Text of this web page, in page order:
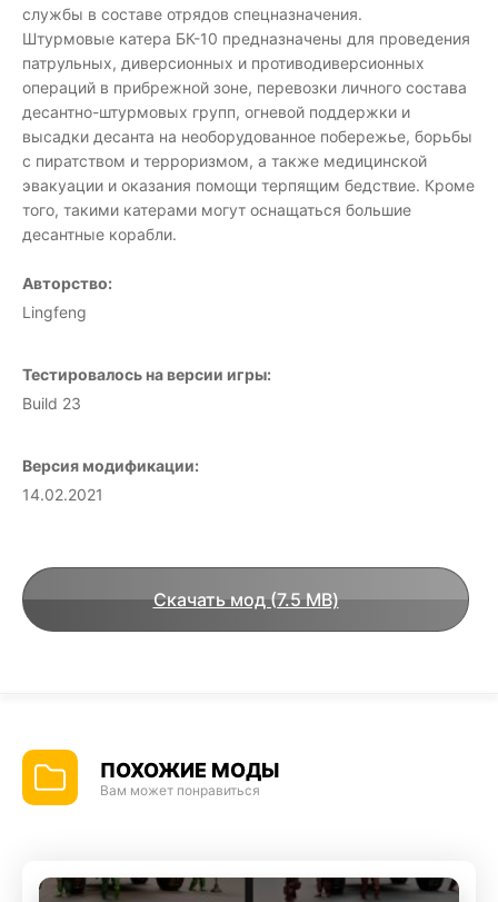
службы в составе отрядов спецназначения.
Штурмовые катера БК-10 предназначены для проведения
патрульных, диверсионных и противодиверсионных
операций в прибрежной зоне, перевозки личного состава
десантно-штурмовых групп, огневой поддержки и
высадки десанта на необорудованное побережье, борьбы
с пиратством и терроризмом, а также медицинской
эвакуации и оказания помощи терпящим бедствие. Кроме
того, такими катерами могут оснащаться большие
десантные корабли.
Авторство:
Lingfeng
Тестировалось на версии игры:
Build 23
Версия модификации:
14.02.2021
Скачать мод (7.5 MB)
ПОХОЖИЕ МОДЫ
Вам может понравиться